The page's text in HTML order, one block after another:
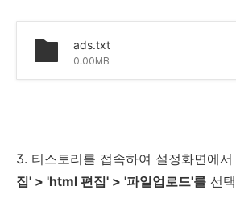
ads.txt
0.00MB
3. 티스토리를 접속하여 설정화면에서
집' > 'html 편집' > '파일업로드'를 선